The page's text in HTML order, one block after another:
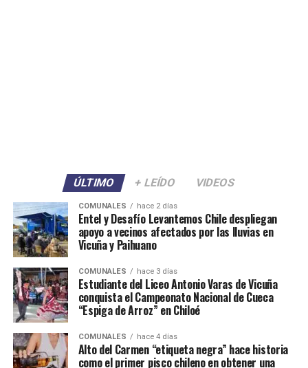
ÚLTIMO + LEÍDO VIDEOS
COMUNALES hace 2 días
Entel y Desafío Levantemos Chile despliegan
apoyo a vecinos afectados por las lluvias en
Vicuña y Paihuano
COMUNALES hace 3 días
Estudiante del Liceo Antonio Varas de Vicuña
conquista el Campeonato Nacional de Cueca
“Espiga de Arroz” en Chiloé
COMUNALES hace 4 días
Alto del Carmen “etiqueta negra” hace historia
como el primer pisco chileno en obtener una